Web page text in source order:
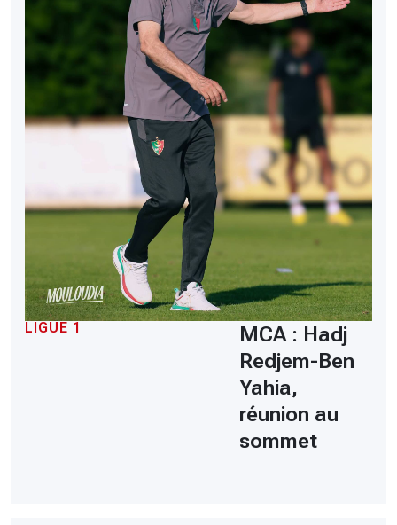
LIGUE 1
MCA : Hadj
Redjem-Ben
Yahia,
réunion au
sommet